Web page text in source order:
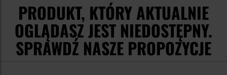
PRODUKT, KTÓRY AKTUALNIE
OGLĄDASZ JEST NIEDOSTĘPNY.
SPRAWDŹ NASZE PROPOZYCJE